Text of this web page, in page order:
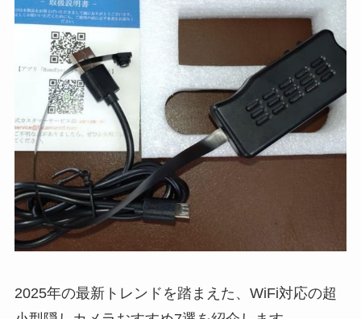
2025年の最新トレンドを踏まえた、WiFi対応の超